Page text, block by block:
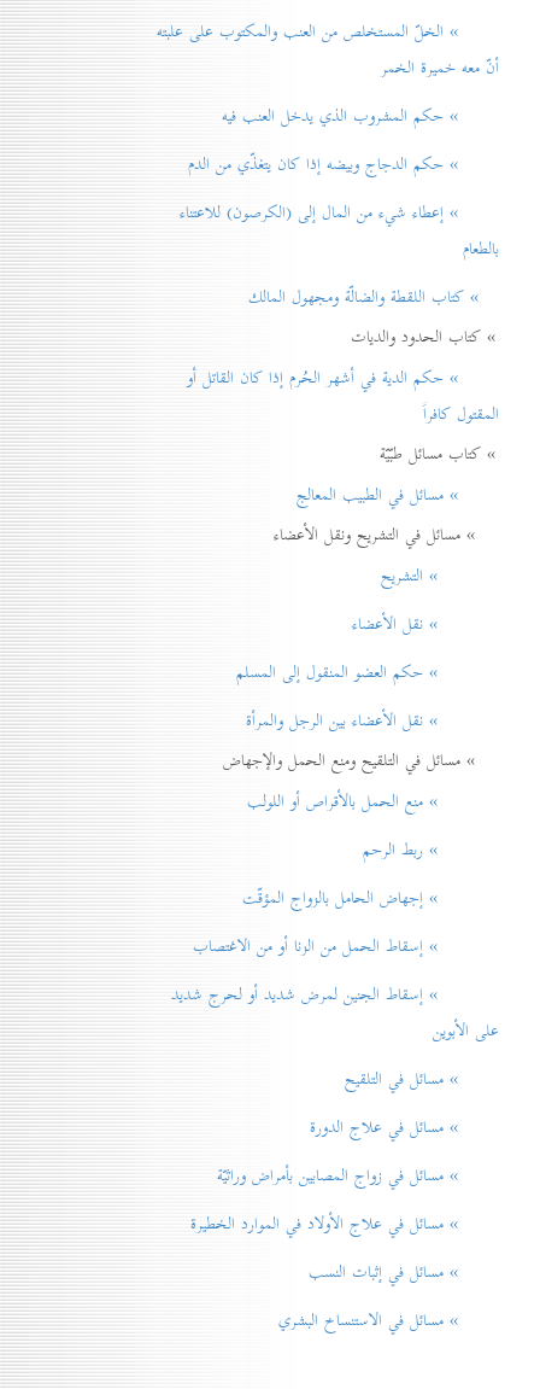
» الخلّ المستخلص من العنب والمكتوب على علبته
أنّ معه خميرة الخمر
» حكم المشروب الذي يدخل العنب فيه
» حكم الدجاج وبيضه إذا كان يتغذّي من الدم
» إعطاء شيء من المال إلی (الكرصون) للاعتناء
بالطعام
» كتاب اللقطة والضالّة ومجهول المالك
» كتاب الحدود والديات
» حكم الدية في أشهر الحُرم إذا كان القاتل أو
المقتول كافراً
» كتاب مسائل طبّيّة
» مسائل في الطبيب المعالج
» مسائل في التشريح ونقل الأعضاء
» التشريح
» نقل الأعضاء
» حكم العضو المنقول إلی المسلم
» نقل الأعضاء بين الرجل والمرأة
» مسائل في التلقيح ومنع الحمل والإجهاض
» منع الحمل بالأقراص أو اللولب
» ربط الرحم
» إجهاض الحامل بالزواج المؤقّت
» إسقاط الحمل من الزنا أو من الاغتصاب
» إسقاط الجنين لمرض شديد أو لحرج شديد
على الأبوين
» مسائل في التلقيح
» مسائل في علاج الدورة
» مسائل في زواج المصابين بأمراض وراثيّة
» مسائل في علاج الأولاد في الموارد الخطيرة
» مسائل في إثبات النسب
» مسائل في الاستنساخ البشري